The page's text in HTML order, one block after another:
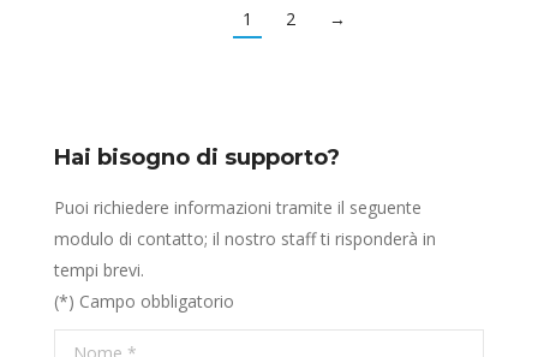
1 2 →
Hai bisogno di supporto?
Puoi richiedere informazioni tramite il seguente
modulo di contatto; il nostro staff ti risponderà in
tempi brevi.
(*) Campo obbligatorio
Nome *